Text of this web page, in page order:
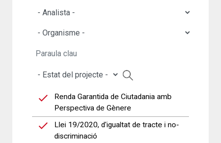
Renda Garantida de Ciutadania amb
Perspectiva de Gènere
Llei 19/2020, d'igualtat de tracte i no-
discriminació